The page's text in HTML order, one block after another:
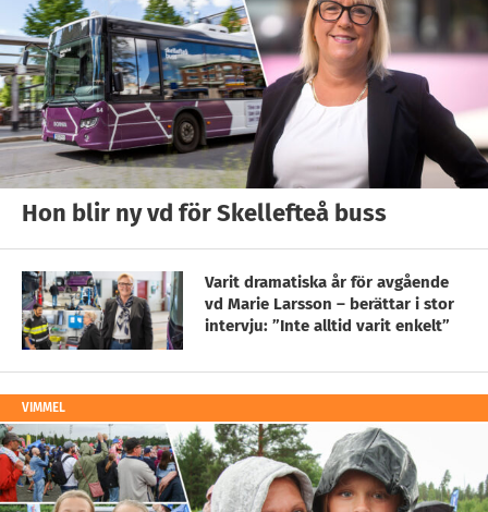
Hon blir ny vd för Skellefteå buss
Varit dramatiska år för avgående
vd Marie Larsson – berättar i stor
intervju: ”Inte alltid varit enkelt”
VIMMEL